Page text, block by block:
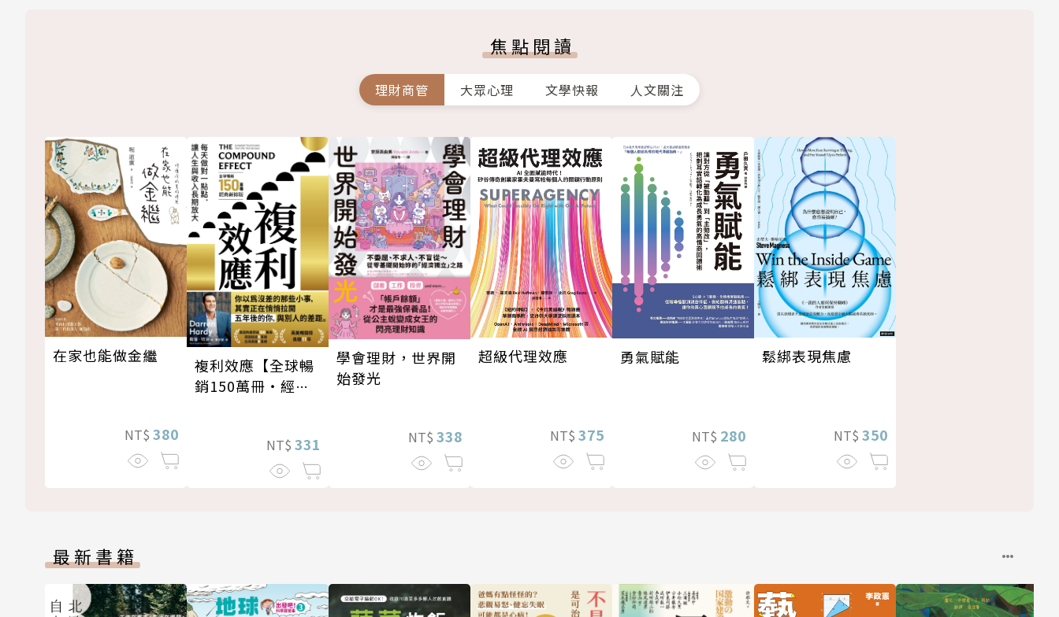
焦點閱讀
理財商管 大眾心理 文學快報 人文關注
在家也能做金繼
NT$ 380
複利效應【全球暢
銷150萬冊・經典
NT$ 331
學會理財，世界開
始發光
NT$ 338
超級代理效應
NT$ 375
勇氣賦能
NT$ 280
鬆綁表現焦慮
NT$ 350
最新書籍